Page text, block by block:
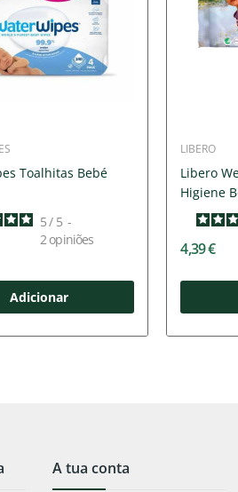
Toalhitas Bebé
5/ 5 -
2 opiniões
Adicionar
LIBERO
Libero
Higiene
4,39 €
A tua conta